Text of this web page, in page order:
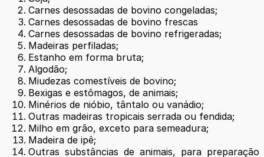
Carnes desossadas de bovino congeladas;
Carnes desossadas de bovino frescas
Carnes desossadas de bovino refrigeradas;
Madeiras perfiladas;
Estanho em forma bruta;
Algodão;
Miudezas comestíveis de bovino;
Bexigas e estômagos, de animais;
Minérios de nióbio, tântalo ou vanádio;
Outras madeiras tropicais serrada ou fendida;
Milho em grão, exceto para semeadura;
Madeira de ipê;
Outras substâncias de animais, para preparação